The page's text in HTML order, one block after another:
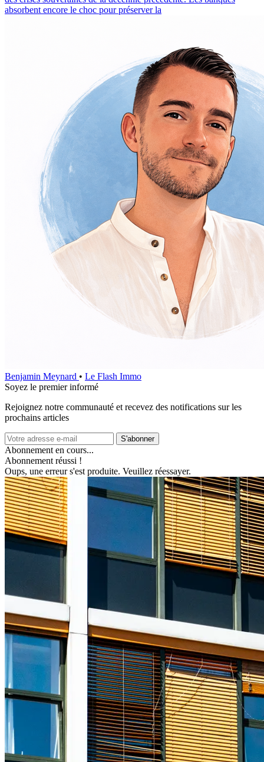
absorbent encore le choc pour préserver la
Benjamin Meynard • Le Flash Immo
Soyez le premier informé
Rejoignez notre communauté et recevez des notifications sur les
prochains articles
S'abonner
Abonnement en cours...
Abonnement réussi !
Oups, une erreur s'est produite. Veuillez réessayer.